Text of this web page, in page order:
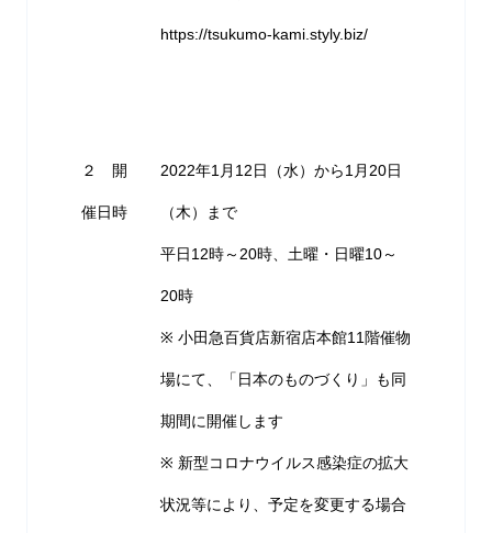
https://tsukumo-kami.styly.biz/
２ 開
催日時
2022年1月12日（水）から1月20日
（木）まで
平日12時～20時、土曜・日曜10～
20時
※ 小田急百貨店新宿店本館11階催物
場にて、「日本のものづくり」も同
期間に開催します
※ 新型コロナウイルス感染症の拡大
状況等により、予定を変更する場合